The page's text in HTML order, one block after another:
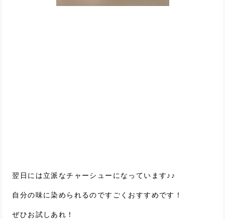
翌日には立派なチャーシューになっています♪♪
自分の味に染められるのですごくおすすめです！
ぜひお試しあれ！